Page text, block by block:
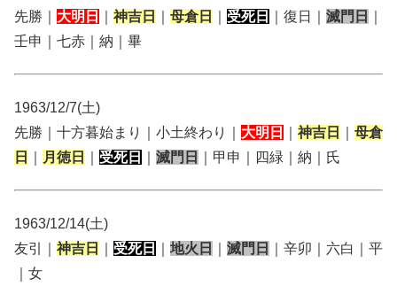
先勝｜ 大明日 神吉日 母倉日 受死日 ｜復日｜ 滅門日
壬申｜七赤｜納｜畢
1963/12/7(土)
先勝｜十方暮始まり｜小土終わり｜ 大明日 神吉日
母倉
日
月徳日 受死日 滅門日 ｜甲申｜四緑｜納｜氏
1963/12/14(土)
友引｜ 神吉日 受死日 地火日 滅門日
｜辛卯｜六白｜平
｜女